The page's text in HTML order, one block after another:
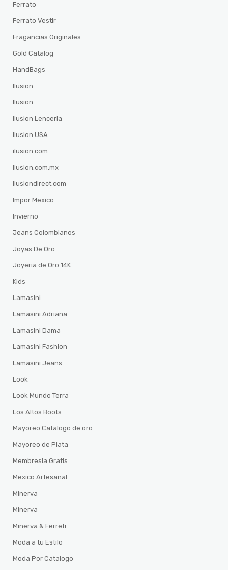
Ferrato
Ferrato Vestir
Fragancias Originales
Gold Catalog
HandBags
Ilusion
Ilusion
Ilusion Lenceria
Ilusion USA
ilusion.com
ilusion.com.mx
ilusiondirect.com
Impor Mexico
Invierno
Jeans Colombianos
Joyas De Oro
Joyeria de Oro 14K
Kids
Lamasini
Lamasini Adriana
Lamasini Dama
Lamasini Fashion
Lamasini Jeans
Look
Look Mundo Terra
Los Altos Boots
Mayoreo Catalogo de oro
Mayoreo de Plata
Membresia Gratis
Mexico Artesanal
Minerva
Minerva
Minerva & Ferreti
Moda a tu Estilo
Moda Por Catalogo